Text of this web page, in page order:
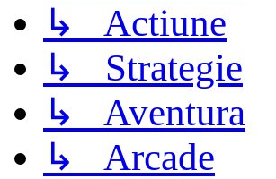
↳ Actiune
↳ Strategie
↳ Aventura
↳ Arcade